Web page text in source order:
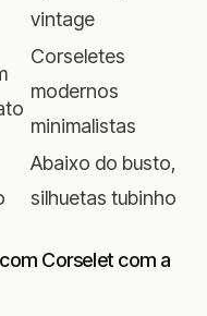
vintage
Corseletes
modernos
minimalistas
Abaixo do busto,
silhuetas tubinho
Corselet com a